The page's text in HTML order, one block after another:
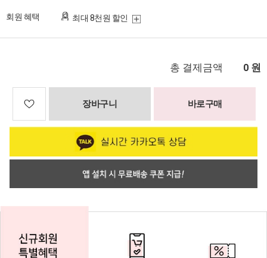
회원 혜택 최대 8천원 할인
총 결제금액 0 원
장바구니 바로구매